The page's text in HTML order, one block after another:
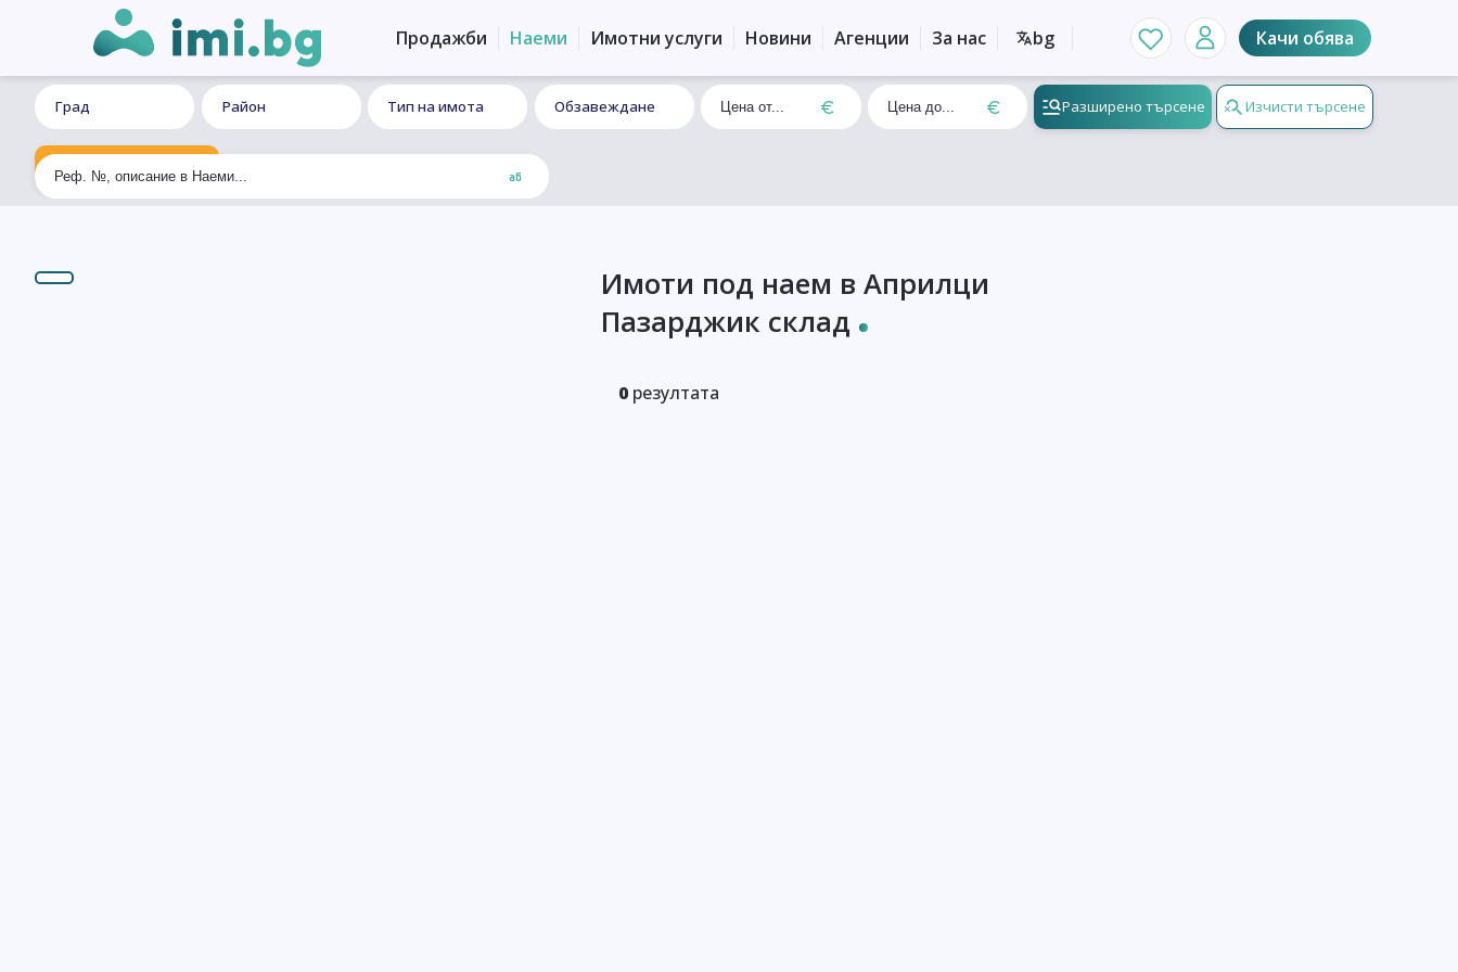
Продажби Наеми Имотни услуги Новини Агенции За нас bg Качи обява
Град Район Тип на имота Обзавеждане Разширено търсене Изчисти търсене
Ексклузивно търсене
Имоти под наем в Априлци
Пазарджик склад
0 резултата